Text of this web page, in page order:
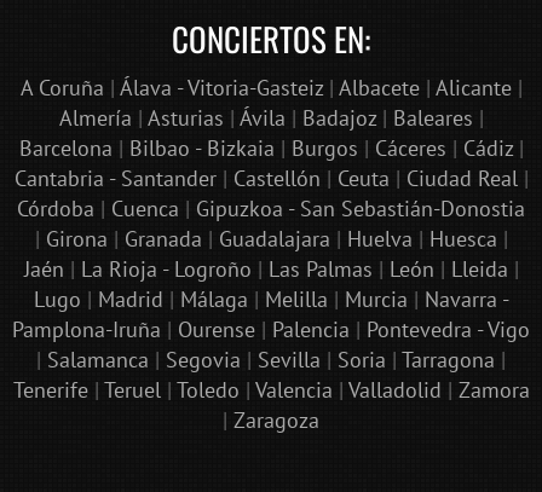
CONCIERTOS EN:
A Coruña | Álava - Vitoria-Gasteiz| Albacete| Alicante|
Almería | Asturias | Ávila | Badajoz| Baleares |
Barcelona | Bilbao - Bizkaia | Burgos | Cáceres | Cádiz|
Cantabria - Santander| Castellón | Ceuta | Ciudad Real|
Córdoba | Cuenca | Gipuzkoa - San Sebastián-Donostia
| Girona | Granada | Guadalajara | Huelva | Huesca |
Jaén | La Rioja - Logroño | Las Palmas | León | Lleida |
Lugo | Madrid | Málaga | Melilla | Murcia | Navarra -
Pamplona-Iruña | Ourense | Palencia | Pontevedra - Vigo
| Salamanca | Segovia | Sevilla | Soria | Tarragona |
Tenerife| Teruel| Toledo | Valencia | Valladolid | Zamora
| Zaragoza